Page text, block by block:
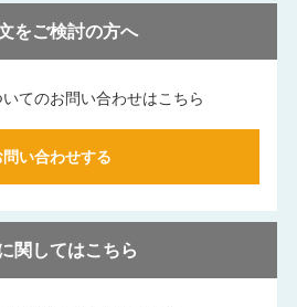
をご検討の方へ
てのお問い合わせはこちら
問い合わせする
関してはこちら